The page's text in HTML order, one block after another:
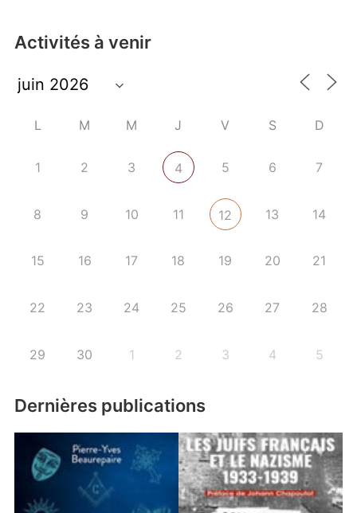
Activités à venir
L M M J V S D
1 2 3 4 5 6 7
8 9 10 11 12 13 14
15 16 17 18 19 20 21
22 23 24 25 26 27 28
29 30 1 2 3 4 5
Dernières publications